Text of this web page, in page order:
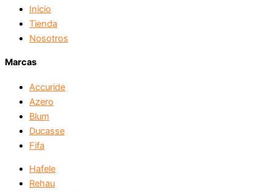
Inicio
Tienda
Nosotros
Marcas
Accuride
Azero
Blum
Ducasse
Fifa
Hafele
Rehau